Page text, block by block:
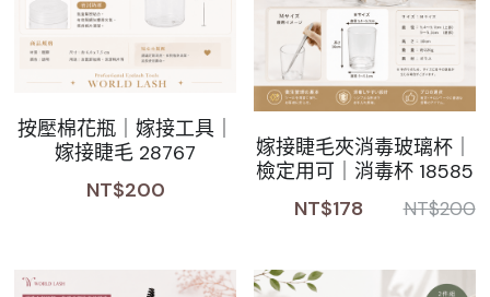
小紅書款
扁毛調色
日式扁毛
極細睫毛
彩色睫毛
WORLDLASH
睫毛黑膠
睫毛前處裡
睫毛卸除
睫毛夾子
Sale睫毛
絕版彩睫
絕版扁毛
絕版W型
日本OMD美甲品牌
轉頭凝膠
凝膠機器
檢定商品
搜索
繁體中文
繁體中文
按壓棉花瓶｜嫁接工具｜
嫁接睫毛 28767
NT$200
嫁接睫毛夾消毒玻璃杯｜
檢定用可｜消毒杯 18585
NT$178
NT$200